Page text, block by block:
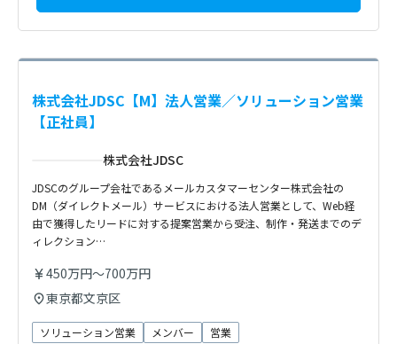
株式会社JDSC【M】法人営業／ソリューション営業
【正社員】
株式会社JDSC
JDSCのグループ会社であるメールカスタマーセンター株式会社の
DM（ダイレクトメール）サービスにおける法人営業として、Web経
由で獲得したリードに対する提案営業から受注、制作・発送までのデ
ィレクション…
450万円～700万円
東京都文京区
ソリューション営業 メンバー 営業